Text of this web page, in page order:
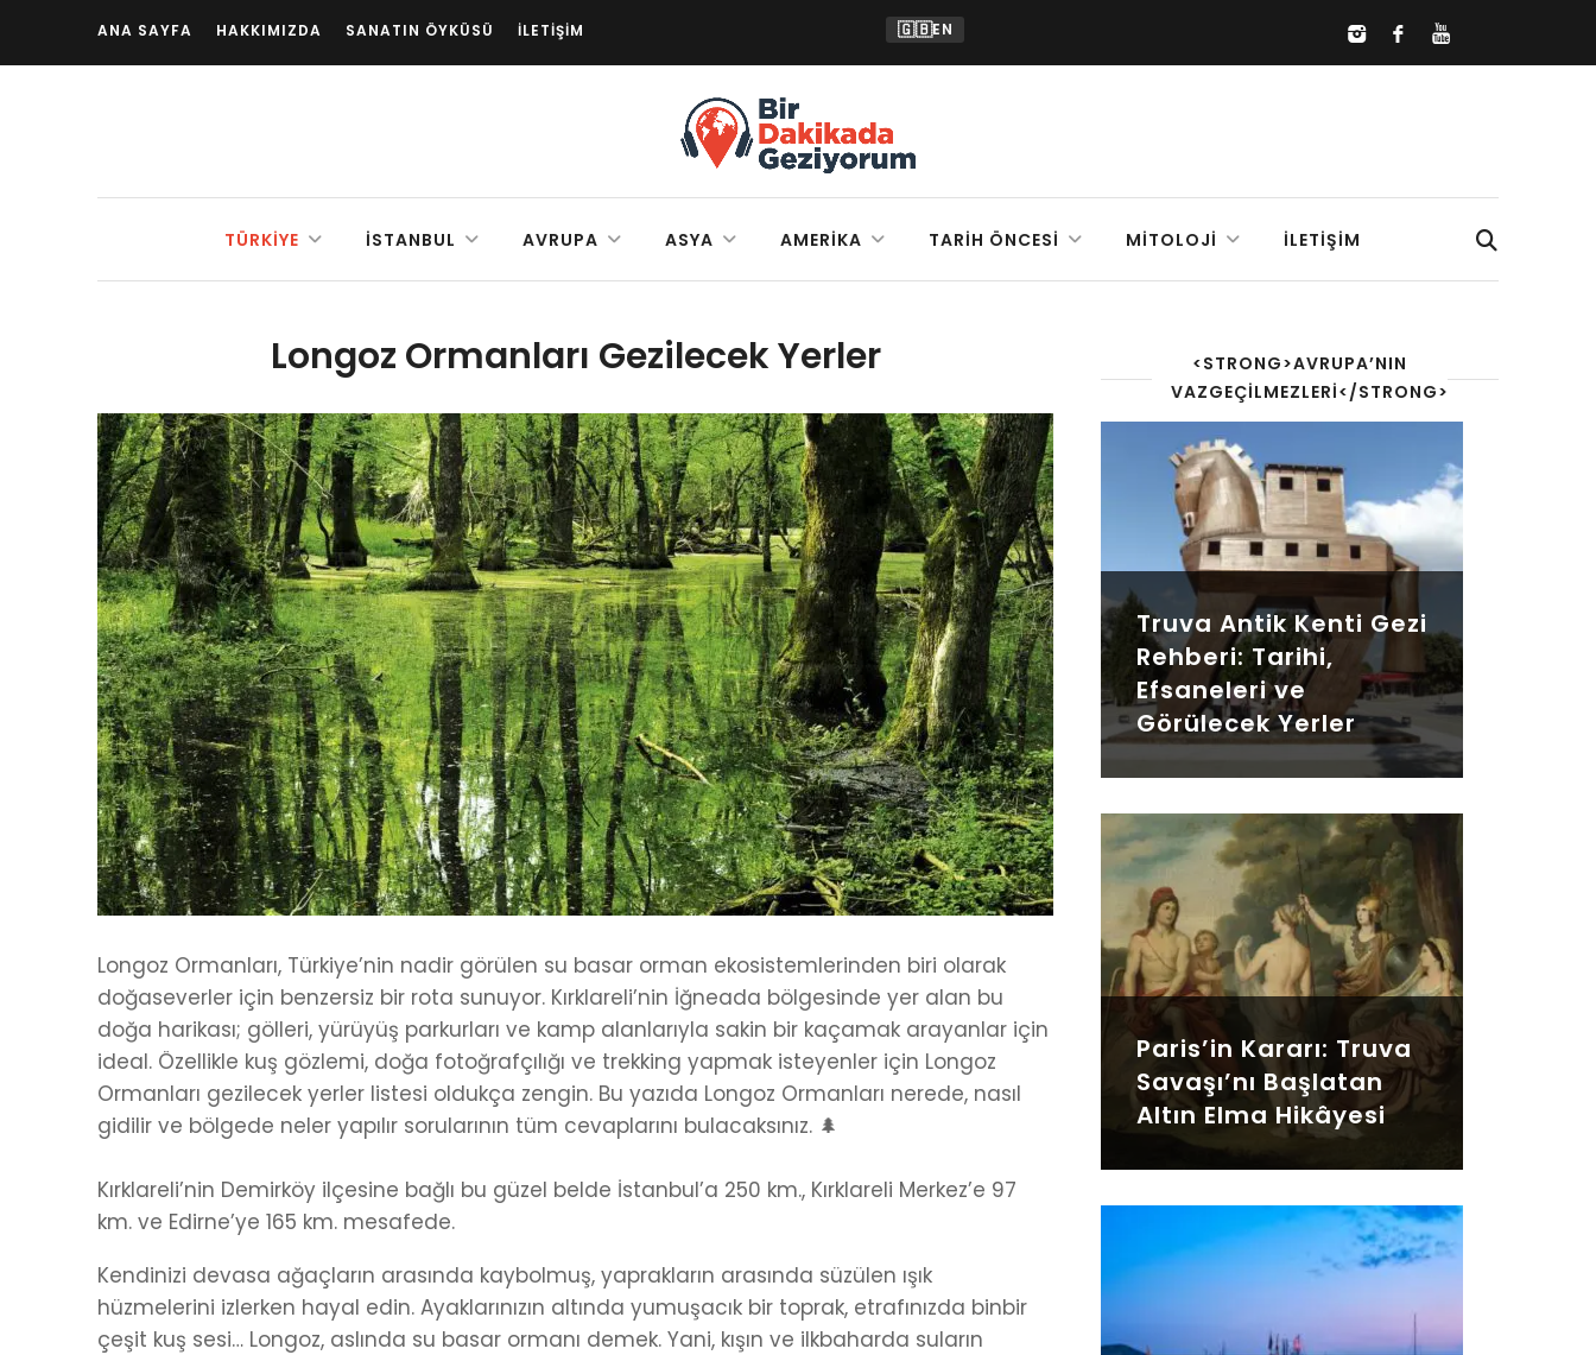
ANA SAYFA HAKKIMIZDA SANATIN ÖYKÜSÜ İLETIŞIM 🇬🇧EN
TÜRKIYE İSTANBUL AVRUPA ASYA AMERIKA TARIH ÖNCESI MITOLOJI İLETIŞIM
Longoz Ormanları Gezilecek Yerler
Longoz Ormanları, Türkiye’nin nadir görülen su basar orman ekosistemlerinden biri olarak
doğaseverler için benzersiz bir rota sunuyor. Kırklareli’nin İğneada bölgesinde yer alan bu
doğa harikası; gölleri, yürüyüş parkurları ve kamp alanlarıyla sakin bir kaçamak arayanlar için
ideal. Özellikle kuş gözlemi, doğa fotoğrafçılığı ve trekking yapmak isteyenler için Longoz
Ormanları gezilecek yerler listesi oldukça zengin. Bu yazıda Longoz Ormanları nerede, nasıl
gidilir ve bölgede neler yapılır sorularının tüm cevaplarını bulacaksınız. 🌲
Kırklareli’nin Demirköy ilçesine bağlı bu güzel belde İstanbul’a 250 km., Kırklareli Merkez’e 97
km. ve Edirne’ye 165 km. mesafede.
Kendinizi devasa ağaçların arasında kaybolmuş, yaprakların arasında süzülen ışık
hüzmelerini izlerken hayal edin. Ayaklarınızın altında yumuşacık bir toprak, etrafınızda binbir
çeşit kuş sesi… Longoz, aslında su basar ormanı demek. Yani, kışın ve ilkbaharda suların
<STRONG>AVRUPA’NIN
VAZGEÇILMEZLERI</STRONG>
Truva Antik Kenti Gezi
Rehberi: Tarihi,
Efsaneleri ve
Görülecek Yerler
Paris’in Kararı: Truva
Savaşı’nı Başlatan
Altın Elma Hikâyesi